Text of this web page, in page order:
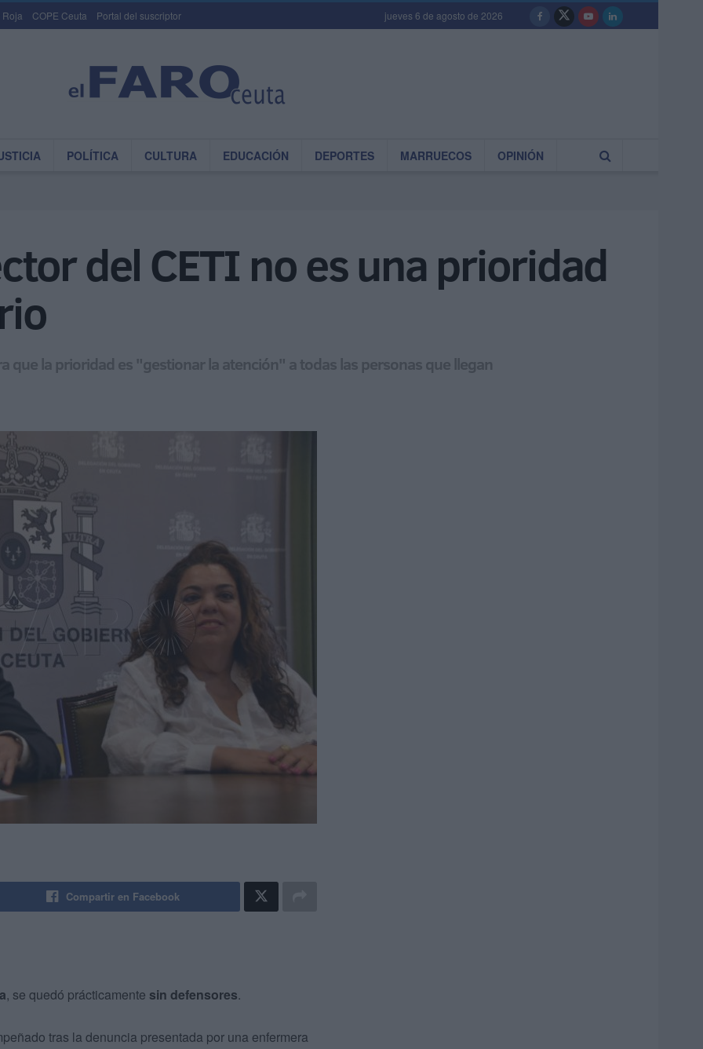
Roja COPE Ceuta Portal del suscriptor jueves 6 de agosto de 2026
POLÍTICA CULTURA EDUCACIÓN DEPORTES MARRUECOS OPINIÓN
del CETI no es una prioridad
que la prioridad es "gestionar la atención" a todas las personas que llegan
Compartir en Facebook
, se quedó prácticamente sin defensores.
tras la denuncia presentada por una enfermera